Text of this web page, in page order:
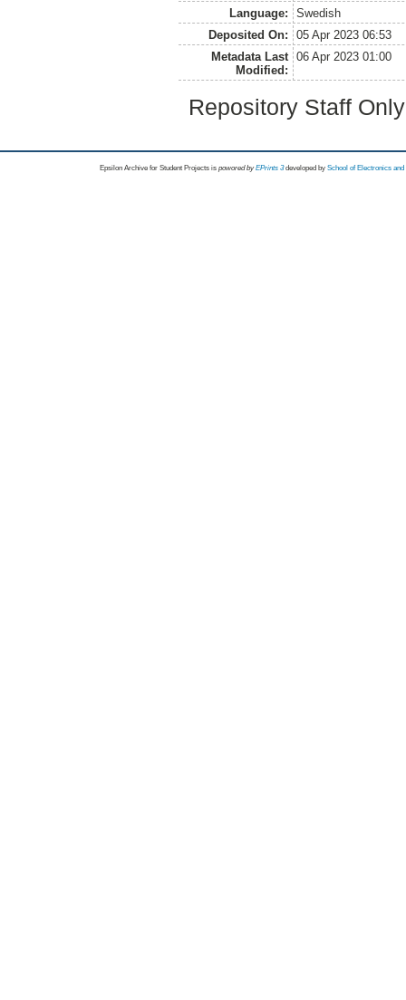
Language:
Swedish
Deposited On:
05 Apr 2023 06:53
Metadata Last
Modified:
06 Apr 2023 01:00
Repository Staff
Epsilon Archive for Student Projects is powored byEPrints 3 developed by School of Electronics